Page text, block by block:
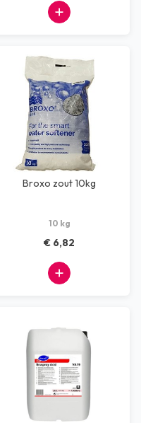
Broxo zout 10kg
10 kg
€ 6,82